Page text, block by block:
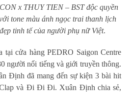
x THUY TIEN – BST độc quyền
tone màu ánh ngọc trai thanh lịch
tinh tế của người phụ nữ Việt.
tại cửa hàng PEDRO Saigon Centre
người nổi tiếng và giới truyền thông.
Định đã mang đến sự kiện 3 bài hit
và Đi Đi Đi. Xuân Định chia sẻ,